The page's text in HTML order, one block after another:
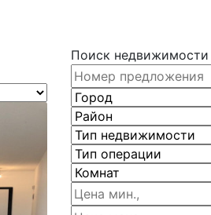
Поиск недвижимости